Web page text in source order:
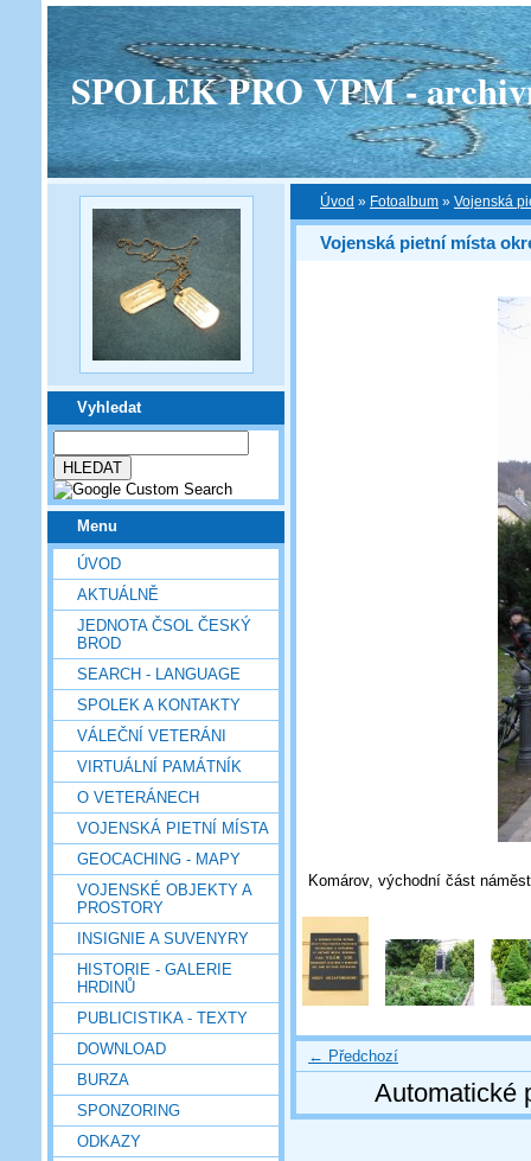
SPOLEK PRO VPM -
Vyhledat
Menu
ÚVOD
AKTUÁLNĚ
JEDNOTA ČSOL ČESKÝ
BROD
SEARCH - LANGUAGE
SPOLEK A KONTAKTY
VÁLEČNÍ VETERÁNI
VIRTUÁLNÍ PAMÁTNÍK
O VETERÁNECH
VOJENSKÁ PIETNÍ MÍSTA
GEOCACHING - MAPY
VOJENSKÉ OBJEKTY A
PROSTORY
INSIGNIE A SUVENYRY
HISTORIE - GALERIE
HRDINŮ
PUBLICISTIKA - TEXTY
DOWNLOAD
BURZA
SPONZORING
ODKAZY
Úvod » Fotoalbum » Vojenská
Vojenská pietní místa
Komárov, východní část
← Předchozí
Automatické